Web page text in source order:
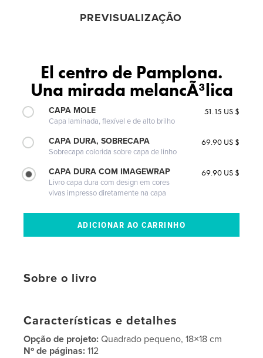
PREVISUALIZAÇÃO
El centro de Pamplona.
Una mirada melancÃ³lica
CAPA MOLE
Capa laminada, flexível e de alto brilho
51.15 US $
CAPA DURA, SOBRECAPA
Sobrecapa colorida sobre capa de linho
69.90 US $
CAPA DURA COM IMAGEWRAP
Livro capa dura com design em cores
vivas impresso diretamente na capa
69.90 US $
Sobre o livro
Características e detalhes
Opção de projeto:Quadrado pequeno, 18×18 cm
Nº de páginas:112